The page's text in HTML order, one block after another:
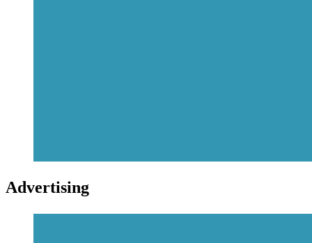
Advertising